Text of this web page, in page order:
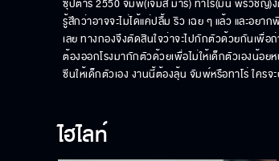
ซุปตาร์ 2550 จัมพ์(เจมส์ มาร์) ทาโร่(มีน พีรวิชญ์)
รู้สึกว่าอาจจะไม่ได้แค่ปลื้ม ริว เฉย ๆ แล้ว และอยา
เลย ทางกองจึงตัดสินใจว่าจะไปกักตัวด้วยกันเพื่อ
ต้องออกโรงมากักตัวด้วยเพื่อไม่ให้เด็กตัวเองน้อ
ซีนให้เด็กตัวเอง งานนี้ต้องลุ้น จัมพ์หรือทาโร่ ใครจ
ไฮไลท์